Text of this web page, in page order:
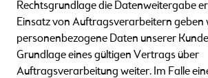
Rechtsgrundlage die Datenweitergabe
Einsatz von Auftragsverarbeitern geben
personenbezogene Daten unserer
Grundlage eines gültigen Vertrags über
Auftragsverarbeitung weiter. Im Falle